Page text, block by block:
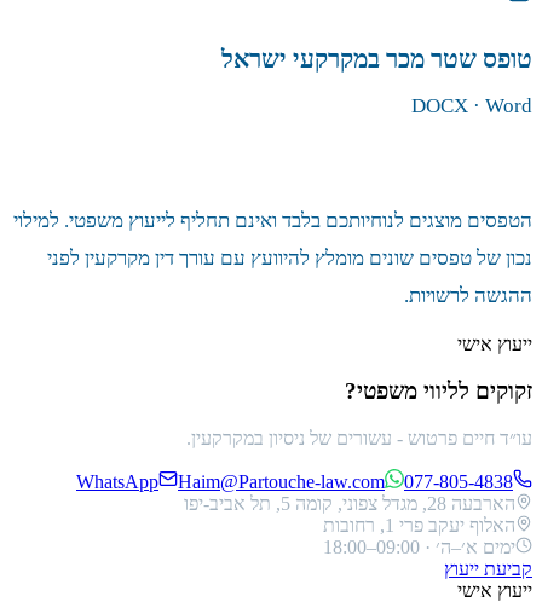
טופס שטר מכר במקרקעי ישראל
DOCX · Word
הטפסים מוצגים לנוחיותכם בלבד ואינם תחליף לייעוץ משפטי. למילוי
נכון של טפסים שונים מומלץ להיוועץ עם עורך דין מקרקעין לפני
ההגשה לרשויות.
ייעוץ אישי
זקוקים לליווי משפטי?
עו״ד חיים פרטוש - עשורים של ניסיון במקרקעין.
077-805-4838
WhatsApp
Haim@Partouche-law.com
הארבעה 28, מגדל צפוני, קומה 5, תל אביב-יפו
האלוף יעקב פרי 1, רחובות
ימים א׳–ה׳ · 09:00–18:00
קביעת ייעוץ
ייעוץ אישי